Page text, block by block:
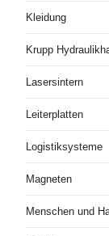
Kleidung
Krupp
Lasersintern
Leiterplatten
Logistiksysteme
Magneten
Menschen und